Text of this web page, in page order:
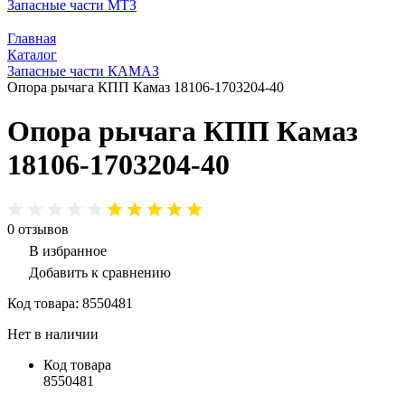
Запасные части МТЗ
Главная
Каталог
Запасные части КАМАЗ
Опора рычага КПП Камаз 18106-1703204-40
Опора рычага КПП Камаз
18106-1703204-40
0 отзывов
В избранное
Добавить к сравнению
Код товара: 8550481
Нет в наличии
Код товара
8550481